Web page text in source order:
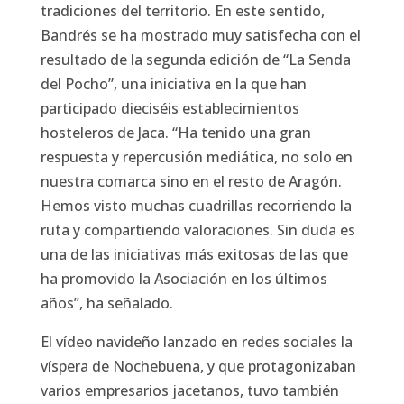
tradiciones del territorio. En este sentido,
Bandrés se ha mostrado muy satisfecha con el
resultado de la segunda edición de “La Senda
del Pocho”, una iniciativa en la que han
participado dieciséis establecimientos
hosteleros de Jaca. “Ha tenido una gran
respuesta y repercusión mediática, no solo en
nuestra comarca sino en el resto de Aragón.
Hemos visto muchas cuadrillas recorriendo la
ruta y compartiendo valoraciones. Sin duda es
una de las iniciativas más exitosas de las que
ha promovido la Asociación en los últimos
años”, ha señalado.
El vídeo navideño lanzado en redes sociales la
víspera de Nochebuena, y que protagonizaban
varios empresarios jacetanos, tuvo también